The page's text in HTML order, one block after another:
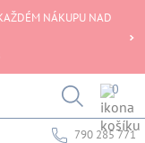
NÁKUPU NAD
0
790 285 771